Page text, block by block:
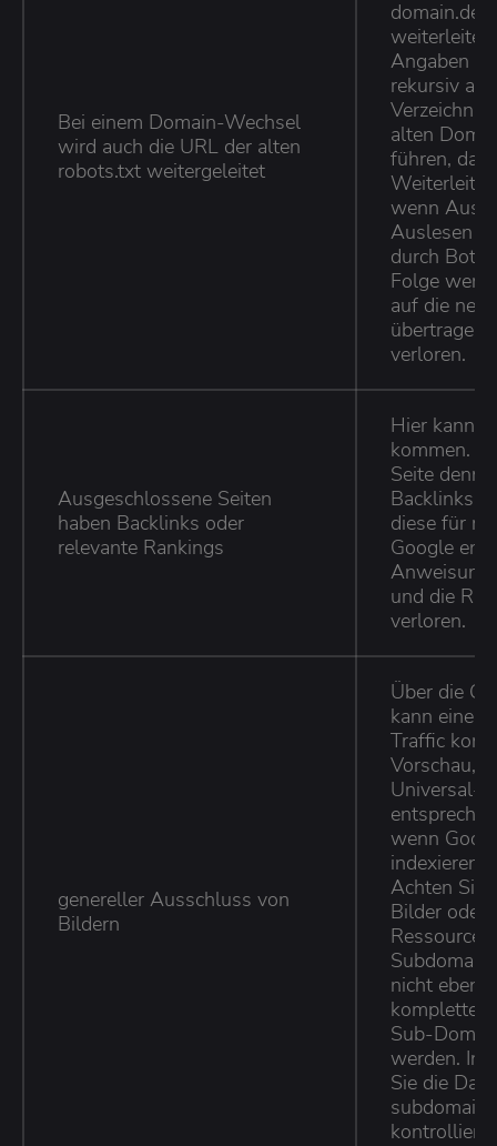
Bei einem Domain-Wechsel
wird auch die URL der alten
robots.txt weitergeleitet
domain.de/
Angaben
rekursiv
alten
führen,
wenn
Auslesen
durch Bots
Folge
auf die
verloren.
Ausgeschlossene Seiten
haben Backlinks oder
relevante Rankings
Hier kann
kommen.
Seite
Backlinks
diese für
Google
Anweisung
und die
verloren.
genereller Ausschluss von
Bildern
Über die
kann eine
Traffic
Vorschau,
Universal-
wenn
indexieren
Achten Sie
Bilder oder
Subdomain
nicht
kompletten
Sub-
werden. In
Sie die